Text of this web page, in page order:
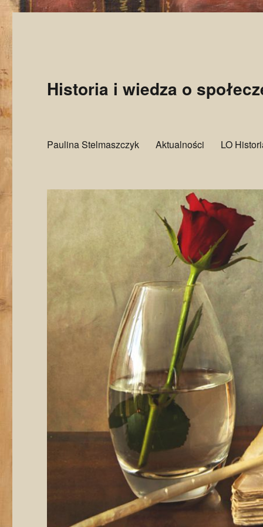
Historia i wiedza o
Paulina Stelmaszczyk Aktualności LO